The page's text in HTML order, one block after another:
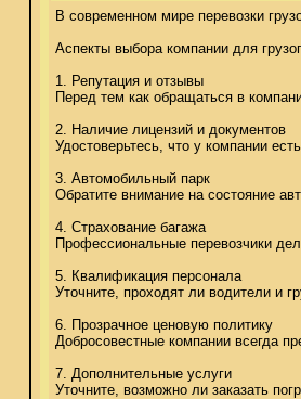
В современном мире перевозки
Аспекты выбора компании для
1. Репутация и отзывы
Перед тем как обращаться в
2. Наличие лицензий и документов
Удостоверьтесь, что у компании
3. Автомобильный парк
Обратите внимание на состояние
4. Страхование багажа
Профессиональные перевозчики
5. Квалификация персонала
Уточните, проходят ли водители и
6. Прозрачное ценовую политику
Добросовестные компании всегда
7. Дополнительные услуги
Уточните, возможно ли заказать